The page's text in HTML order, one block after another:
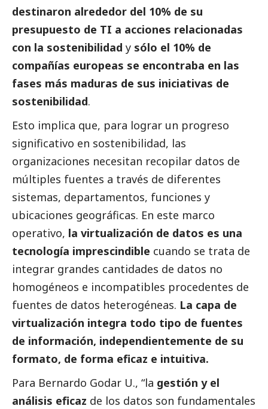
destinaron alrededor del 10% de su
presupuesto de TI a acciones relacionadas
con la sostenibilidad y sólo el 10% de
compañías europeas se encontraba en las
fases más maduras de sus iniciativas de
sostenibilidad.
Esto implica que, para lograr un progreso
significativo en sostenibilidad, las
organizaciones necesitan recopilar datos de
múltiples fuentes a través de diferentes
sistemas, departamentos, funciones y
ubicaciones geográficas. En este marco
operativo, la virtualización de datos es una
tecnología imprescindible cuando se trata de
integrar grandes cantidades de datos no
homogéneos e incompatibles procedentes de
fuentes de datos heterogéneas. La capa de
virtualización integra todo tipo de fuentes
de información, independientemente de su
formato, de forma eficaz e intuitiva.
Para Bernardo Godar U., “la gestión y el
análisis eficaz de los datos son fundamentales